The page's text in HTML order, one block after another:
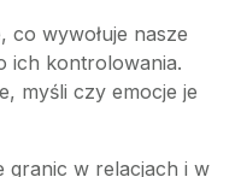
co wywołuje nasze
ich kontrolowania.
myśli czy emocje je
granic w relacjach i w